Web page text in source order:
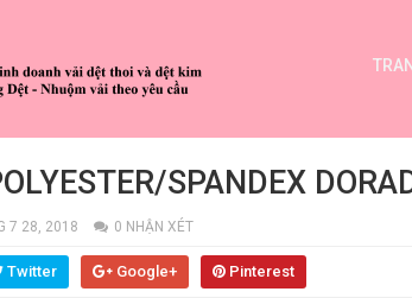
SPANDEX
7 28, 2018 0 NHẬN XÉT
Twitter Google+ Pinterest